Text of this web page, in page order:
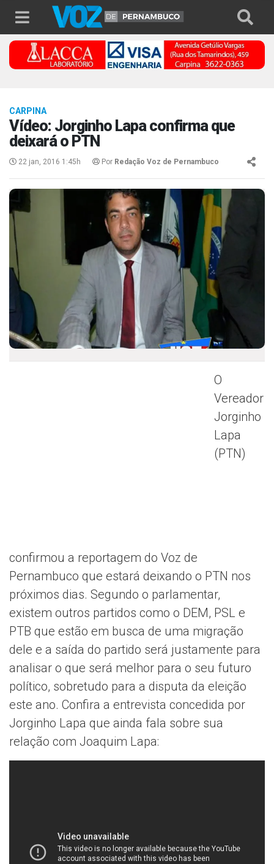
CARPINA
Vídeo: Jorginho Lapa confirma que
deixará o PTN
22 jan, 2016 1:45h Por Redação Voz de Pernambuco
O
Vereador
Jorginho
Lapa
(PTN)
confirmou a reportagem do Voz de
Pernambuco que estará deixando o PTN nos
próximos dias. Segundo o parlamentar,
existem outros partidos como o DEM, PSL e
PTB que estão em busca de uma migração
dele e a saída do partido será justamente para
analisar o que será melhor para o seu futuro
político, sobretudo para a disputa da eleição
este ano. Confira a entrevista concedida por
Jorginho Lapa que ainda fala sobre sua
relação com Joaquim Lapa: